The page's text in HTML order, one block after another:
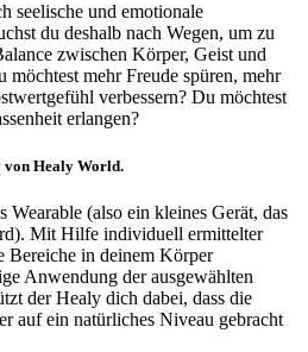
seelische und emotionale
du deshalb nach Wegen, um zu
zwischen Körper, Geist und
möchtest mehr Freude spüren, mehr
verbessern? Du möchtest
erlangen?
von Healy World.
(also ein kleines Gerät, das
Mit Hilfe individuell ermittelter
Bereiche in deinem Körper
Anwendung der ausgewählten
der Healy dich dabei, dass die
auf ein natürliches Niveau gebracht